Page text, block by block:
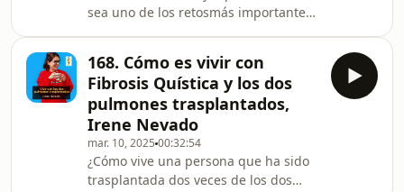
sea uno de los retosmás importantes
sobre este tema que me encantó:
“Atender lo invisible” de Beatriz
Cazurro. En este libro, la autora
propone una aproximación a la
relación conlos hijos mas centrada en
el sentido común y la autenticidad y
rehulle de algunos de los discursos
168. Cómo es vivir con
Fibrosis Quística y los dos
pulmones trasplantados,
Irene Nevado
mar. 10, 2025 00:32:54
¿Cómo vive una persona que ha sido
trasplantada dos veces de los dos